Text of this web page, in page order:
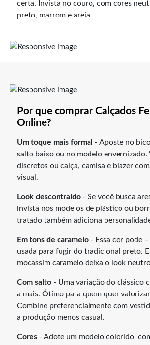
certa. Invista no couro, com cores
preto, marrom e areia.
Por que comprar Calçados
Online?
Um toque mais formal - Aposte no
salto baixo ou no modelo envernizado.
discretos ou calça, camisa e blazer
visual.
Look descontraído - Se você busca
invista nos modelos de plástico ou
tratado também adiciona
Em tons de caramelo - Essa cor pode
usada para fugir do tradicional preto.
mocassim caramelo deixa o look
Com salto - Uma variação do clássico
a mais. Ótimo para quem quer
Combine preferencialmente com
a produção menos casual.
Cores - Adote um modelo colorido,